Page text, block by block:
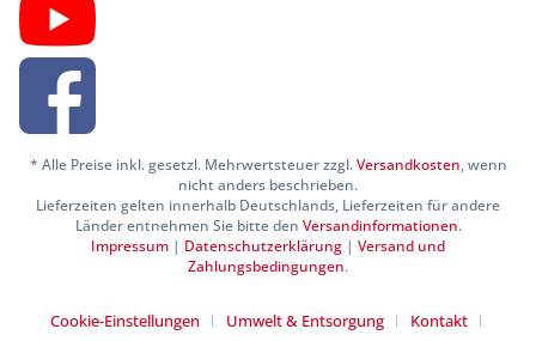
* Alle Preise inkl. gesetzl. Mehrwertsteuer zzgl.Versandkosten, wenn
nicht anders beschrieben.
Lieferzeiten gelten innerhalb Deutschlands, Lieferzeiten für andere
Länder entnehmen Sie bitte den Versandinformationen.
Impressum | Datenschutzerklärung | Versand und
Zahlungsbedingungen.
Cookie-Einstellungen Umwelt & Entsorgung
Kontakt